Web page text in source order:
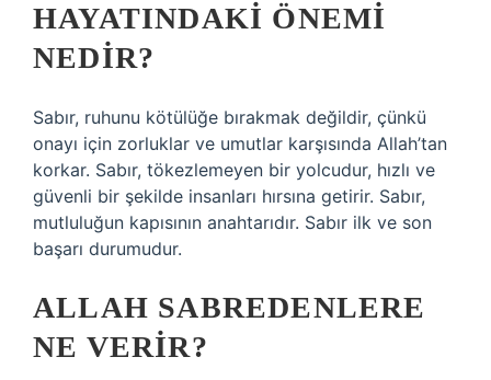
HAYATINDAKI ÖNEMI
NEDIR?
Sabır, ruhunu kötülüğe bırakmak değildir, çünkü
onayı için zorluklar ve umutlar karşısında Allah’tan
korkar. Sabır, tökezlemeyen bir yolcudur, hızlı ve
güvenli bir şekilde insanları hırsına getirir. Sabır,
mutluluğun kapısının anahtarıdır. Sabır ilk ve son
başarı durumudur.
ALLAH SABREDENLERE
NE VERIR?